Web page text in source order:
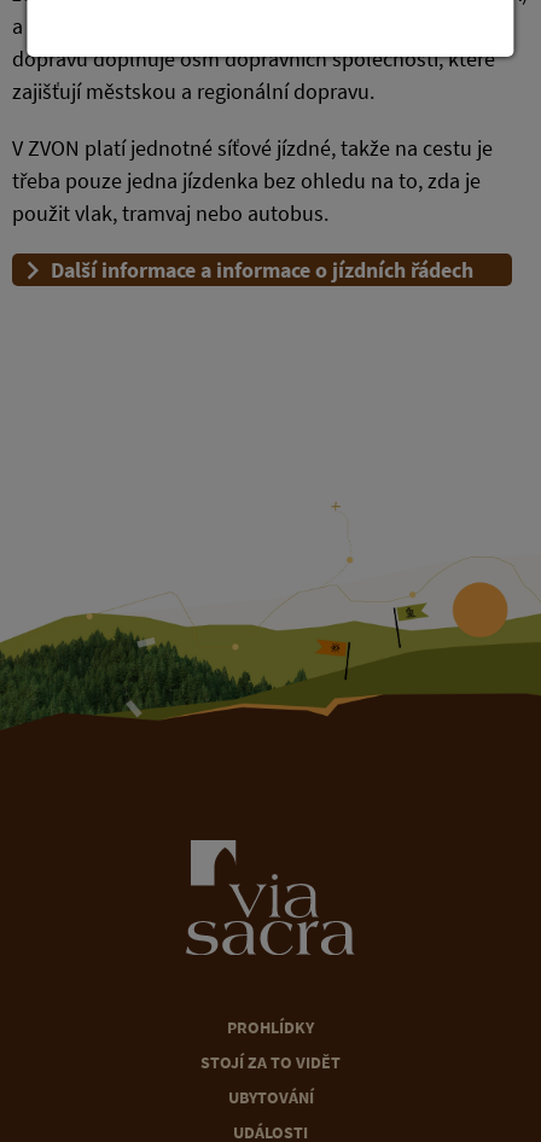
a Ostdeutsche Eisenbahn GmbH (ODEG). Autobusovou
dopravu doplňuje osm dopravních společností, které
zajišťují městskou a regionální dopravu.
V ZVON platí jednotné síťové jízdné, takže na cestu je
třeba pouze jedna jízdenka bez ohledu na to, zda je
použit vlak, tramvaj nebo autobus.
Další informace a informace o jízdních řádech
PROHLÍDKY
STOJÍ ZA TO VIDĚT
UBYTOVÁNÍ
UDÁLOSTI